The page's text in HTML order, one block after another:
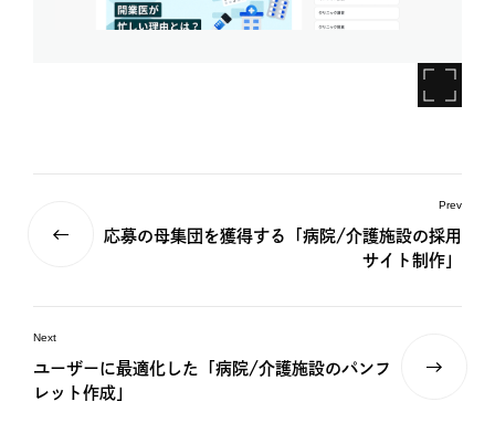
Prev
応募の母集団を獲得する「病院/介護施設の採用
サイト制作」
Next
ユーザーに最適化した「病院/介護施設のパンフ
レット作成」